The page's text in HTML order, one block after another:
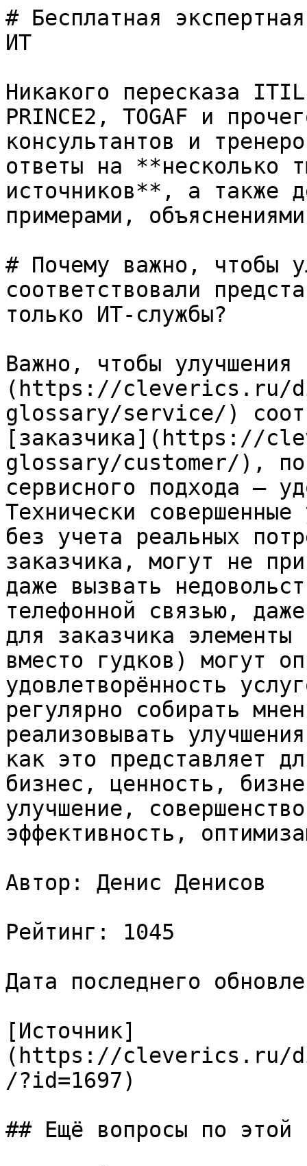
# Бесплатная
ИТ
Никакого пересказа
PRINCE2, TOGAF и
консультантов и
ответы на **несколько
источников**, а также
примерами,
# Почему важно, чтобы
соответствовали
только ИТ-службы?
Важно, чтобы
(https://cleverics.ru/
glossary/service/)
[заказчика](https://
glossary/customer/),
сервисного подхода —
Технически
без учета реальных
заказчика, могут не
даже вызвать
телефонной связью,
для заказчика
вместо гудков) могут
удовлетворённость
регулярно собирать
реализовывать
как это представляет
бизнес, ценность,
улучшение,
эффективность,
Автор: Денис Денисов
Рейтинг: 1045
Дата последнего
[Источник]
(https://cleverics.ru/
/?id=1697)
## Ещё вопросы по этой